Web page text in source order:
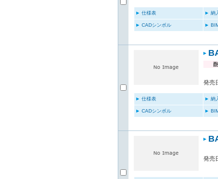
仕様表 納
CADシンボル
発売
仕様表 納
CADシンボル
発売